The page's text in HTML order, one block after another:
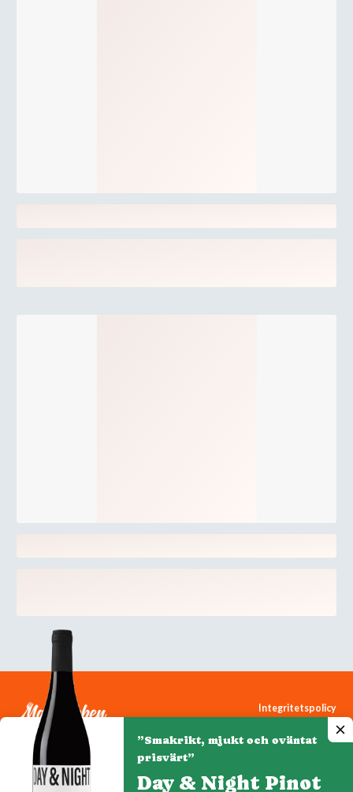
Integritetspolicy
Cookiepolicy
”Smakrikt, mjukt och oväntat
prisvärt”
Day & Night Pinot